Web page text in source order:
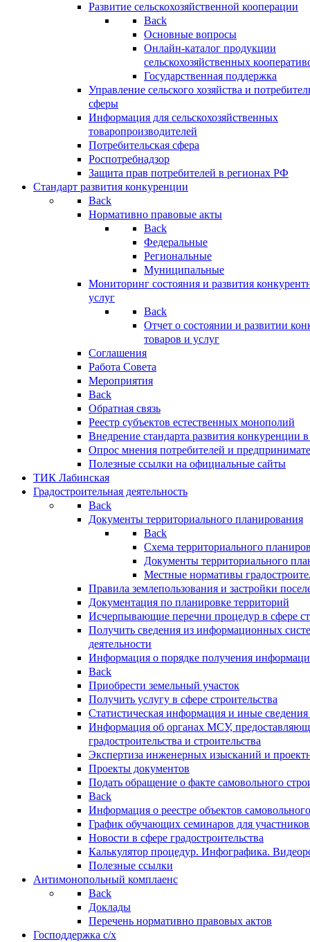
Развитие сельскохозяйственной кооперации
Back
Основные вопросы
Онлайн-каталог продукции
сельскохозяйственных
Государственная поддержка
Управление сельского хозяйства и
сферы
Информация для сельскохозяйственных
товаропроизводителей
Потребительская сфера
Роспотребнадзор
Защита прав потребителей в регионах РФ
Стандарт развития конкуренции
Back
Нормативно правовые акты
Back
Федеральные
Региональные
Муниципальные
Мониторинг состояния и развития
услуг
Back
Отчет о состоянии и развитии
товаров и услуг
Соглашения
Работа Совета
Мероприятия
Back
Обратная связь
Реестр субъектов естественных монополий
Внедрение стандарта развития конкуренции
Опрос мнения потребителей и
Полезные ссылки на официальные сайты
ТИК Лабинская
Градостроительная деятельность
Back
Документы территориального планирования
Back
Схема территориального
Документы территориального
Местные нормативы
Правила землепользования и застройки
Документация по планировке территорий
Исчерпывающие перечни процедур в сфере
Получить сведения из информационных
деятельности
Информация о порядке получения
Back
Приобрести земельный участок
Получить услугу в сфере строительства
Статистическая информация и иные сведения
Информация об органах МСУ,
градостроительства и строительства
Экспертиза инженерных изысканий и
Проекты документов
Подать обращение о факте самовольного
Back
Информация о реестре объектов
График обучающих семинаров для участников
Новости в сфере градостроительства
Калькулятор процедур. Инфографика.
Полезные ссылки
Антимонопольный комплаенс
Back
Доклады
Перечень нормативно правовых актов
Господдержка с/х